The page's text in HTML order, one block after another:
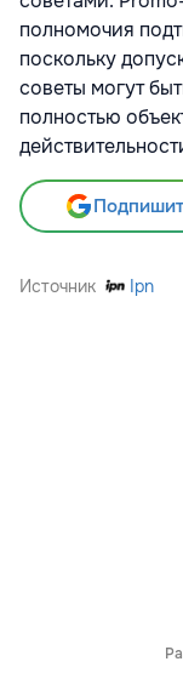
полномочия
поскольку
советы могут
полностью
Источник Ipn